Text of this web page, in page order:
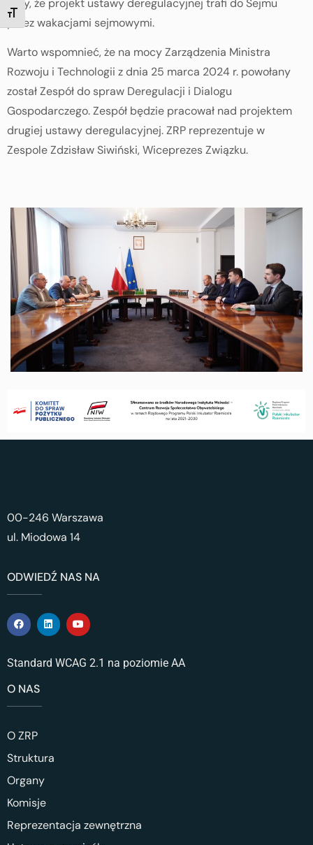
TOGGLE FONT SIZE
liczy, że projekt ustawy deregulacyjnej trafi do Sejmu
przez wakacjami sejmowymi.
Warto wspomnieć, że na mocy Zarządzenia Ministra
Rozwoju i Technologii z dnia 25 marca 2024 r. powołany
został Zespół do spraw Deregulacji i Dialogu
Gospodarczego. Zespół będzie pracował nad projektem
drugiej ustawy deregulacyjnej. ZRP reprezentuje w
Zespole Zdzisław Siwiński, Wiceprezes Związku.
00-246 Warszawa
ul. Miodowa 14
ODWIEDŹ NAS NA
Standard WCAG 2.1 na poziomie AA
O NAS
O ZRP
Struktura
Organy
Komisje
Reprezentacja zewnętrzna